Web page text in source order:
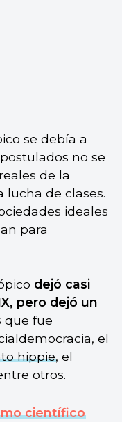
se debía a
no se
de la
de clases.
ideales
para
dejó casi
pero dejó un
que fue
el
hippie, el
otros.
científico